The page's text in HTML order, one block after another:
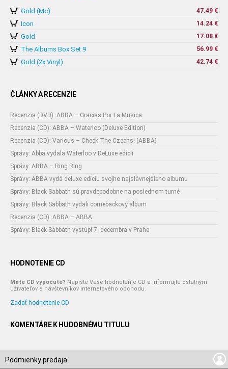
Gold (Mc) 47.49 €
Icon 14.24 €
Gold 17.08 €
The Albums Box Set 9 56.99 €
Gold (2x Vinyl) 42.74 €
ČLÁNKY A RECENZIE
Recenzia (DVD): ABBA – Gracias Por La Musica
Recenzia (CD): ABBA – Waterloo (Deluxe Edition)
Recenzia (CD): Various – Check The Czechs! (ABBA)
Správy: Abba vydala Waterloo v DeLuxe edícii
Správy: ABBA – Ring Ring
Správy: ABBA vydá deluxe edíciu svojho najslávnejšieho albumu
Správy: Black Sabbath sú pravdepodobne na poslednom turné
Správy: Black Sabbath vydali comebackový album
Recenzia (CD): ABBA – ABBA
Správy: Black Sabbath vystúpi 7. decembra v Prahe
HODNOTENIE CD
Máte CD vypočuté? Napíšte Vaše hodnotenie CD a informujte ostatným
užívateľov a návštevníkov internetového obchodu.
Zadať hodnotenie CD
KOMENTÁRE K HUDOBNÉMU TITULU
Podmienky predaja